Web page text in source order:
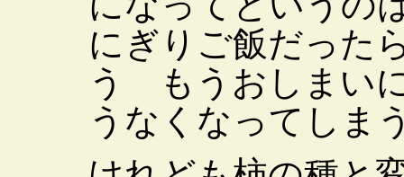
にぎりご飯だった
う もうおしまい
うなくなってしま